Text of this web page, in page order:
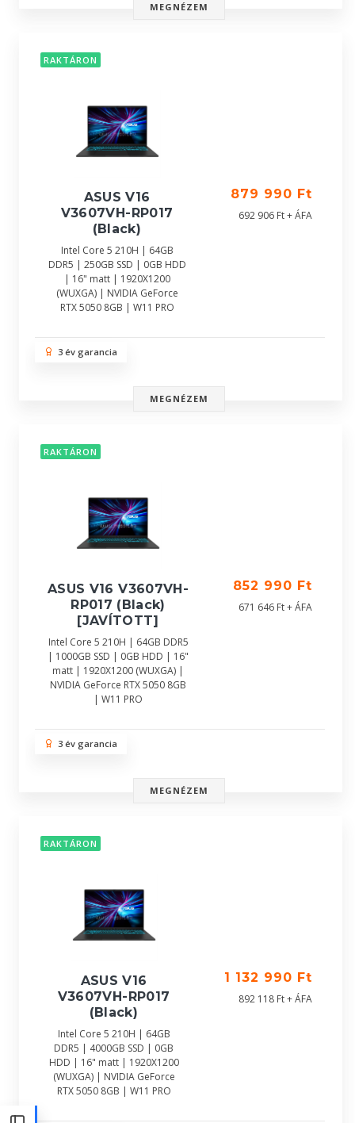
MEGNÉZEM
RAKTÁRON
ASUS V16
V3607VH-RP017
(Black)
Intel Core 5 210H | 64GB
DDR5 | 250GB SSD | 0GB HDD
| 16" matt | 1920X1200
(WUXGA) | NVIDIA GeForce
RTX 5050 8GB | W11 PRO
879 990 Ft
692 906 Ft + ÁFA
3 év garancia
MEGNÉZEM
RAKTÁRON
ASUS V16 V3607VH-
RP017 (Black)
[JAVÍTOTT]
Intel Core 5 210H | 64GB DDR5
| 1000GB SSD | 0GB HDD | 16"
matt | 1920X1200 (WUXGA) |
NVIDIA GeForce RTX 5050 8GB
| W11 PRO
852 990 Ft
671 646 Ft + ÁFA
3 év garancia
MEGNÉZEM
RAKTÁRON
ASUS V16
V3607VH-RP017
(Black)
Intel Core 5 210H | 64GB
DDR5 | 4000GB SSD | 0GB
HDD | 16" matt | 1920X1200
(WUXGA) | NVIDIA GeForce
RTX 5050 8GB | W11 PRO
1 132 990 Ft
892 118 Ft + ÁFA